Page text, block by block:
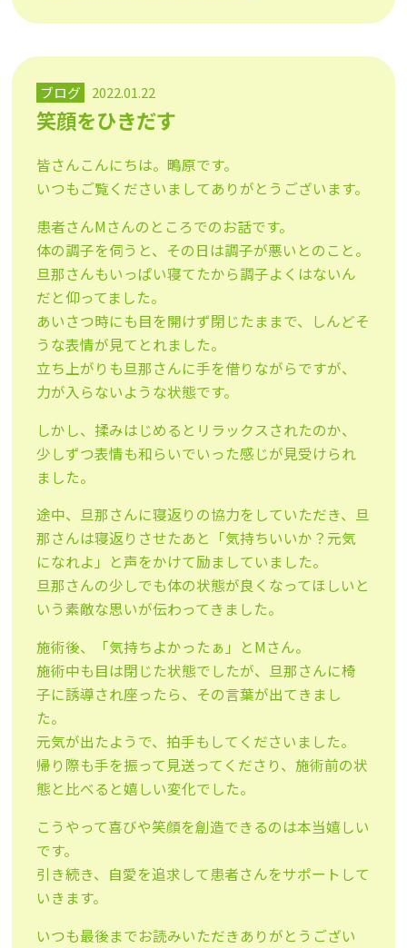
ブログ 2022.01.22
笑顔をひきだす
皆さんこんにちは。鴫原です。
いつもご覧くださいましてありがとうございます。
患者さんMさんのところでのお話です。
体の調子を伺うと、その日は調子が悪いとのこと。
旦那さんもいっぱい寝てたから調子よくはないん
だと仰ってました。
あいさつ時にも目を開けず閉じたままで、しんどそ
うな表情が見てとれました。
立ち上がりも旦那さんに手を借りながらですが、
力が入らないような状態です。
しかし、揉みはじめるとリラックスされたのか、
少しずつ表情も和らいでいった感じが見受けられ
ました。
途中、旦那さんに寝返りの協力をしていただき、旦
那さんは寝返りさせたあと「気持ちいいか？元気
になれよ」と声をかけて励ましていました。
旦那さんの少しでも体の状態が良くなってほしいと
いう素敵な思いが伝わってきました。
施術後、「気持ちよかったぁ」とMさん。
施術中も目は閉じた状態でしたが、旦那さんに椅
子に誘導され座ったら、その言葉が出てきまし
た。
元気が出たようで、拍手もしてくださいました。
帰り際も手を振って見送ってくださり、施術前の状
態と比べると嬉しい変化でした。
こうやって喜びや笑顔を創造できるのは本当嬉しい
です。
引き続き、自愛を追求して患者さんをサポートして
いきます。
いつも最後までお読みいただきありがとうござい